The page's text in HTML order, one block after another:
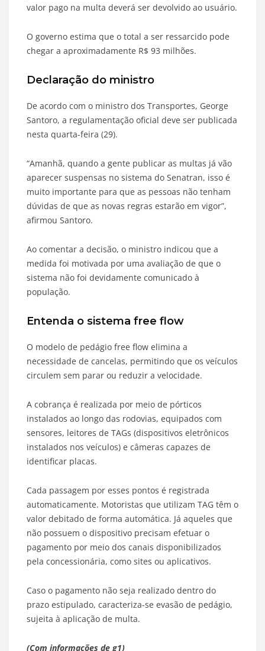
valor pago na multa deverá ser devolvido ao usuário.
O governo estima que o total a ser ressarcido pode
chegar a aproximadamente R$ 93 milhões.
Declaração do ministro
De acordo com o ministro dos Transportes, George
Santoro, a regulamentação oficial deve ser publicada
nesta quarta-feira (29).
“Amanhã, quando a gente publicar as multas já vão
aparecer suspensas no sistema do Senatran, isso é
muito importante para que as pessoas não tenham
dúvidas de que as novas regras estarão em vigor”,
afirmou Santoro.
Ao comentar a decisão, o ministro indicou que a
medida foi motivada por uma avaliação de que o
sistema não foi devidamente comunicado à
população.
Entenda o sistema free flow
O modelo de pedágio free flow elimina a
necessidade de cancelas, permitindo que os veículos
circulem sem parar ou reduzir a velocidade.
A cobrança é realizada por meio de pórticos
instalados ao longo das rodovias, equipados com
sensores, leitores de TAGs (dispositivos eletrônicos
instalados nos veículos) e câmeras capazes de
identificar placas.
Cada passagem por esses pontos é registrada
automaticamente. Motoristas que utilizam TAG têm o
valor debitado de forma automática. Já aqueles que
não possuem o dispositivo precisam efetuar o
pagamento por meio dos canais disponibilizados
pela concessionária, como sites ou aplicativos.
Caso o pagamento não seja realizado dentro do
prazo estipulado, caracteriza-se evasão de pedágio,
sujeita à aplicação de multa.
(Com informações de g1)